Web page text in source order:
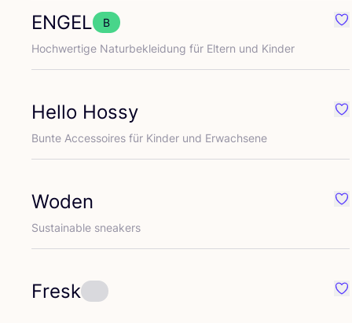
ENGEL
B
Hoch­wer­ti­ge Natur­be­klei­dung für Eltern und Kinder
Hello Hossy
Bun­te Acces­soires für Kin­der und Erwachsene
Woden
Sus­tainable sneakers
Fresk